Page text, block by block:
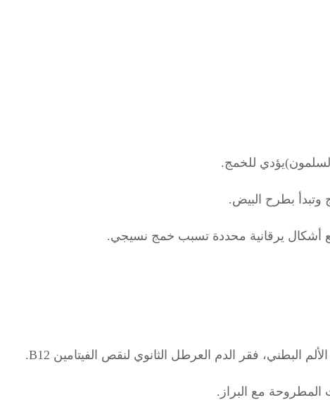
للخمج.
أشكال يرقانية محددة تسبب خمج نسيجي.
البطني، فقر الدم العرطل الثانوي لنقص الفيتامين B12.
المطروحة مع البراز.